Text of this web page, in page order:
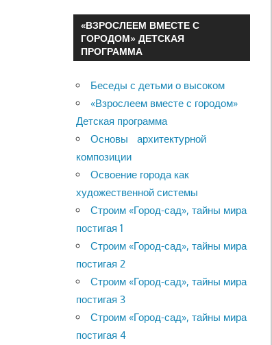
«ВЗРОСЛЕЕМ ВМЕСТЕ С
ГОРОДОМ» ДЕТСКАЯ
ПРОГРАММА
Беседы с детьми о высоком
«Взрослеем вместе с городом»
Детская программа
Основы архитектурной
композиции
Освоение города как
художественной системы
Строим «Город-сад», тайны мира
постигая 1
Строим «Город-сад», тайны мира
постигая 2
Строим «Город-сад», тайны мира
постигая 3
Строим «Город-сад», тайны мира
постигая 4